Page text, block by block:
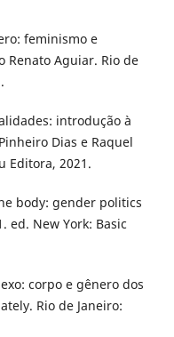
feminismo e
Renato Aguiar. Rio de
introdução à
Dias e Raquel
Editora, 2021.
body: gender politics
ed. New York: Basic
corpo e gênero dos
Rio de Janeiro: